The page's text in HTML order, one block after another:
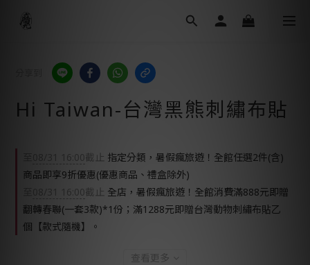
Hi Taiwan-台灣黑熊刺繡布貼
08/31 16:00截止 指定分類，暑假瘋旅遊！全館任選2件(含)
商品即享9折優惠(優惠商品、禮盒除外)
08/31 16:00截止 全店，暑假瘋旅遊！全館消費滿888元即贈
翻轉春聯(一套3款)*1份；滿1288元即贈台灣動物刺繡布貼乙
個【款式隨機】。
查看更多